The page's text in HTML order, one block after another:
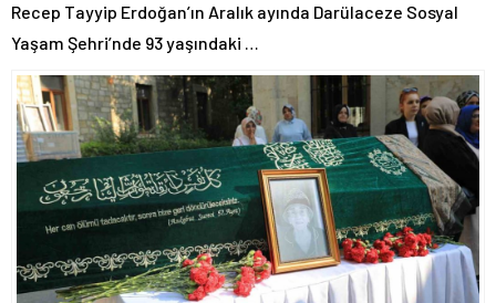
Recep Tayyip Erdoğan’ın Aralık ayında Darülaceze Sosyal
Yaşam Şehri’nde 93 yaşındaki …